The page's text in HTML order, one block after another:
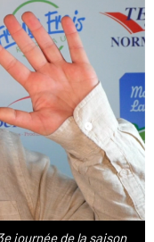
journée de la saison